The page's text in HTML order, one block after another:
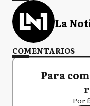
La
COMENTARIOS
Para
Por